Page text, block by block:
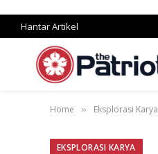
Hantar Artikel
Home » Eksplorasi Karya
EKSPLORASI KARYA